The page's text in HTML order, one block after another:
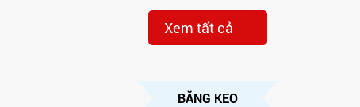
Xem tất cả
BĂNG KEO